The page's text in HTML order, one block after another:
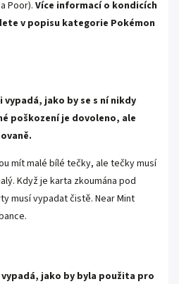
Poor). Více informací o kondicích
v popisu kategorie Pokémon
jako by se s ní nikdy
poškození je dovoleno, ale
mít malé bílé tečky, ale tečky musí
Když je karta zkoumána pod
musí vypadat čistě. Near Mint
jako by byla použita pro